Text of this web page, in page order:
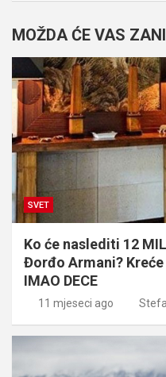
MOŽDA ĆE VAS
SVET
Ko će naslediti 12
Đorđo Armani?
IMAO DECE
11 mjeseci ago